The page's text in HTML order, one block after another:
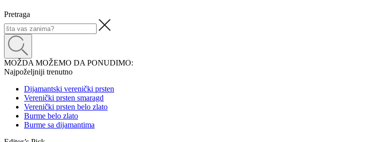
Pretraga
MOŽDA MOŽEMO DA PONUDIMO:
Najpoželjniji trenutno
Dijamantski verenički prsten
Verenički prsten smaragd
Verenički prsten belo zlato
Burme belo zlato
Burme sa dijamantima